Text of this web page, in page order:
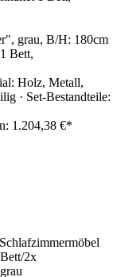
grau, B/H: 180cm
Bett,
Holz, Metall,
· Set-Bestandteile:
1.204,38 €*